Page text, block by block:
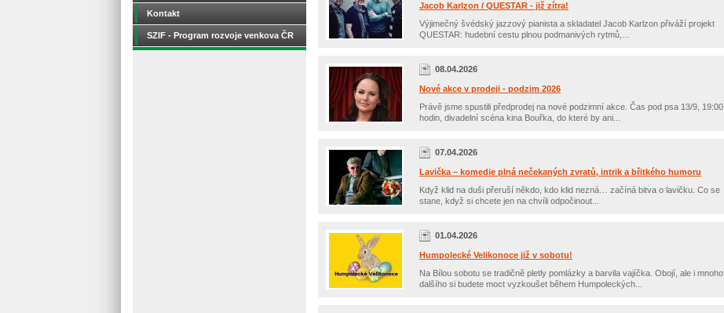
Kontakt
SZIF - Program rozvoje venkova ČR
Jacob Karlzon / QUESTAR - již zítra!
Výjimečný švédský jazzový pianista a skladatel Jacob Karlzon přiváží projekt
QUESTAR: hudební cestu plnou podmanivých rytmů,...
08.04.2026
Nové akce v prodeji - podzim 2026
Právě jsme spustili předprodej na nové podzimní akce. Čas pod psa 13/9, 19:00
hodin, divadelní scéna kina Bouřka, do které by ani...
07.04.2026
Lavička – komedie plná nečekaných zvratů, intrik a břitkého humoru
Když klid na duši přeruší někdo, kdo klid nezná… začíná bitva o lavičku. Co se
stane, když si chcete jen na chvíli odpočinout...
01.04.2026
Humpolecké Velikonoce již v sobotu!
Na Bílou sobotu se tradičně pletly pomlázky a barvila vajíčka. Obojí, ale i mnoho
dalšího si budete moct vyzkoušet během Humpoleckých...